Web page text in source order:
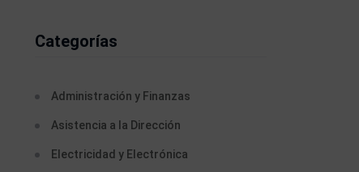
Categorías
Administración y Finanzas
Asistencia a la Dirección
Electricidad y Electrónica